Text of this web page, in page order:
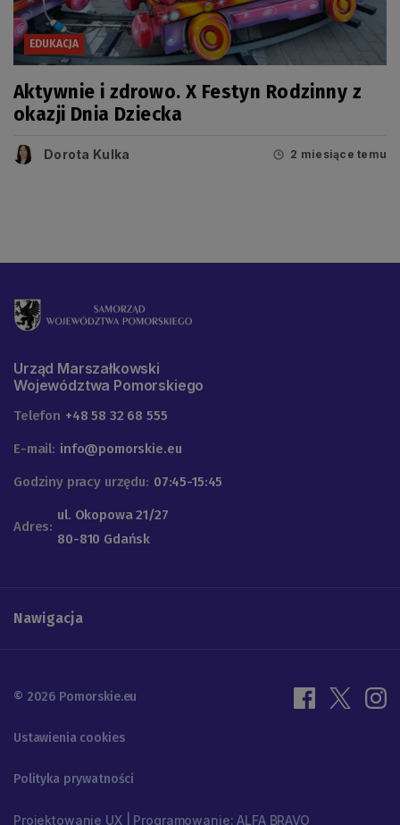
EDUKACJA
Aktywnie i zdrowo. X Festyn Rodzinny z
okazji Dnia Dziecka
Dorota Kulka 2 miesiące temu
Urząd Marszałkowski
Województwa Pomorskiego
Telefon +48 58 32 68 555
E-mail: info@pomorskie.eu
Godziny pracy urzędu: 07:45-15:45
Adres:
ul. Okopowa 21/27
80-810 Gdańsk
Nawigacja
© 2026 Pomorskie.eu
Ustawienia cookies
Polityka prywatności
Projektowanie UX | Programowanie: ALFA BRAVO